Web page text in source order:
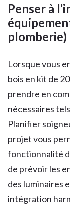
Penser à
plomberie)
Lorsque vous
bois en kit de
prendre en
nécessaires
Planifier
projet vous
fonctionnalité
de prévoir les
des luminaires
intégration